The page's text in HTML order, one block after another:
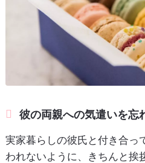
彼の両親への気遣いを忘
実家暮らしの彼氏と付き合っ
われないように、きちんと挨